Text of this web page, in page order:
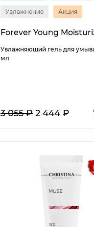
Увлажнение Акция
Увлажняющий гель для
мл
3 055 ₽ 2 444 ₽